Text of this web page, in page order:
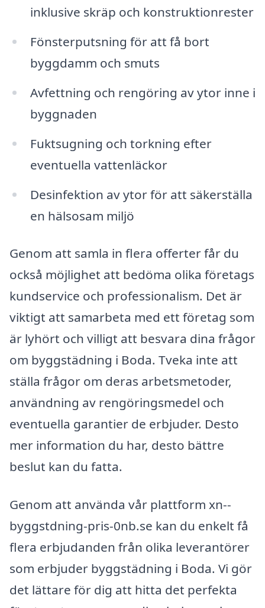
inklusive skräp och konstruktionrester
Fönsterputsning för att få bort
byggdamm och smuts
Avfettning och rengöring av ytor inne i
byggnaden
Fuktsugning och torkning efter
eventuella vattenläckor
Desinfektion av ytor för att säkerställa
en hälsosam miljö
Genom att samla in flera offerter får du
också möjlighet att bedöma olika företags
kundservice och professionalism. Det är
viktigt att samarbeta med ett företag som
är lyhört och villigt att besvara dina frågor
om byggstädning i Boda. Tveka inte att
ställa frågor om deras arbetsmetoder,
användning av rengöringsmedel och
eventuella garantier de erbjuder. Desto
mer information du har, desto bättre
beslut kan du fatta.
Genom att använda vår plattform xn--
byggstdning-pris-0nb.se kan du enkelt få
flera erbjudanden från olika leverantörer
som erbjuder byggstädning i Boda. Vi gör
det lättare för dig att hitta det perfekta